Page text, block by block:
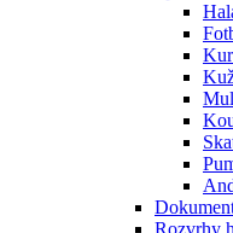
Rozvrhy